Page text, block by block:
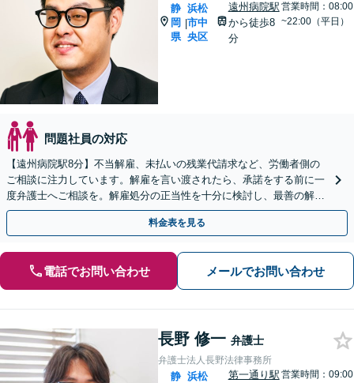
静
岡
県
|
浜松
市中
央区
遠州病院駅
から徒歩8
分
営業時間：08:00
~22:00（平日）
問題社員の対応
【遠州病院駅8分】不当解雇、未払いの残業代請求など、労働者側の
ご相談に注力しています。解雇を言い渡されたら、承諾をする前に一
度弁護士へご相談を。解雇処分の正当性を十分に検討し、最善の解決
を図ります【初回相談無料】【電話／Zoom相談OK】
料金表を見る
電話でお問い合わせ メールでお問い合わせ
長野 修一 弁護士
弁護士法人長野法律事務所
静 浜松
第一通り駅 営業時間：09:00